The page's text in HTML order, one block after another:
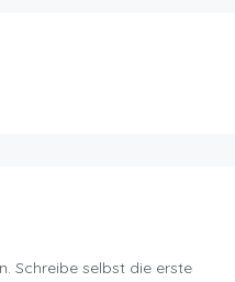
Schreibe selbst die erste